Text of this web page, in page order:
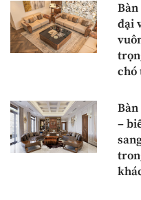
đại
chó
–